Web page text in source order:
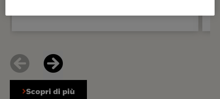
Scopri di più